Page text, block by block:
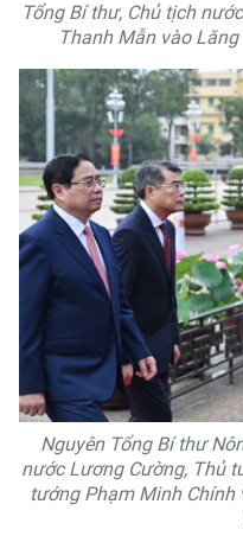
Tổng Bí thư, Chủ tịch
Thanh Mẫn vào
Nguyên Tổng Bí thư
nước Lương Cường, Thủ
tướng Phạm Minh Chính